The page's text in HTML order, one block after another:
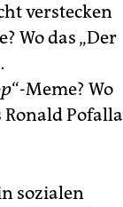
verstecken
Wo das „Der
“-Meme? Wo
Ronald Pofalla
sozialen